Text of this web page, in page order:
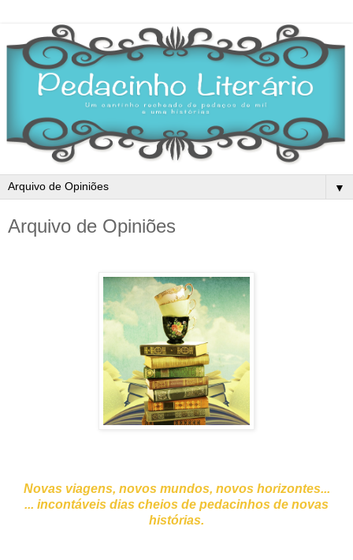
▼
Arquivo de Opiniões
Novas viagens, novos mundos, novos horizontes...
... incontáveis dias cheios de pedacinhos de novas
histórias.